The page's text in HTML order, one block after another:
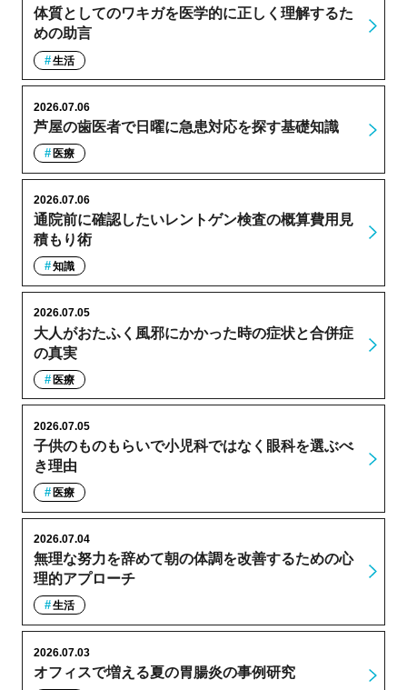
体質としてのワキガを医学的に正しく理解するた
めの助言
生活
芦屋の歯医者で日曜に急患対応を探す基礎知識
2026.07.06
医療
通院前に確認したいレントゲン検査の概算費用見
積もり術
2026.07.06
知識
大人がおたふく風邪にかかった時の症状と合併症
の真実
2026.07.05
医療
子供のものもらいで小児科ではなく眼科を選ぶべ
き理由
2026.07.05
医療
無理な努力を辞めて朝の体調を改善するための心
理的アプローチ
2026.07.04
生活
オフィスで増える夏の胃腸炎の事例研究
2026.07.03